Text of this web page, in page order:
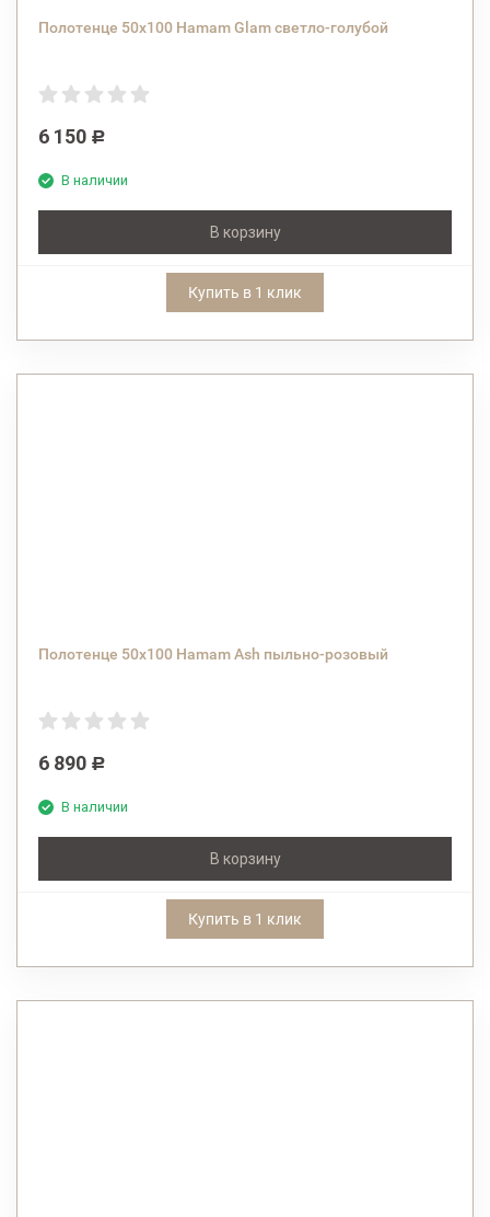
Полотенце 50x100 Hamam Glam светло-голубой
6 150 Р
В наличии
В корзину
Купить в 1 клик
Полотенце 50х100 Hamam Ash пыльно-розовый
6 890 Р
В наличии
В корзину
Купить в 1 клик